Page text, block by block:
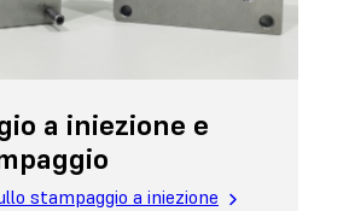
a iniezione e
stampaggio a iniezione